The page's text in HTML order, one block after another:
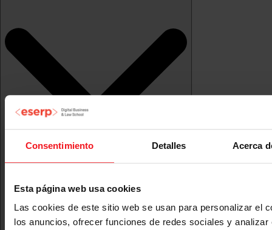
Consentimiento Detalles Acerca
Esta página web usa cookies
Las cookies de este sitio web se usan para personalizar el
los anuncios, ofrecer funciones de redes sociales y analizar